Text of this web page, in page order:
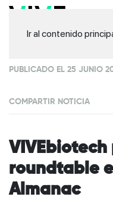
Ir al contenido
PUBLICADO EL 25 JUNIO
COMPARTIR NOTICIA
roundtable
Almanac